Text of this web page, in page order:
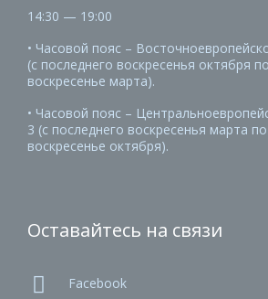
14:30 — 19:00
• Часовой пояс –
(с последнего воскресенья октября
воскресенье марта).
• Часовой пояс –
3 (с последнего воскресенья марта
воскресенье октября).
Оставайтесь на связи
 Facebook